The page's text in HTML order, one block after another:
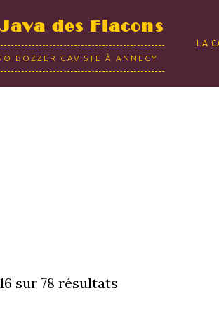
des Flacons
BOZZER CAVISTE À ANNECY
LA
sur 78 résultats